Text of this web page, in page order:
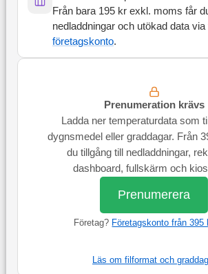
Från bara 195 kr exkl. moms får
nedladdningar och utökad data via
företagskonto.
Prenumeration krävs
Ladda ner temperaturdata som
dygnsmedel eller graddagar. Från
du tillgång till nedladdningar,
dashboard, fullskärm och
Prenumerera
Företag? Företagskonto från 395
Läs om filformat och